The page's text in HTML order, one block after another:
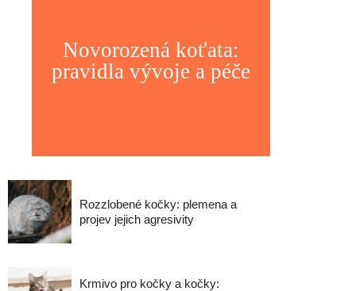
Novorozená koťata:
pravidla vývoje a péče
Rozzlobené kočky: plemena a
projev jejich agresivity
Krmivo pro kočky a kočky: